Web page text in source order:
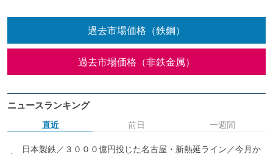
過去市場価格（鉄鋼）
過去市場価格（非鉄金属）
ニュースランキング
直近
日本製鉄／３０００億円投じた名古屋・新熱延ライン／今月か
前日 一週間